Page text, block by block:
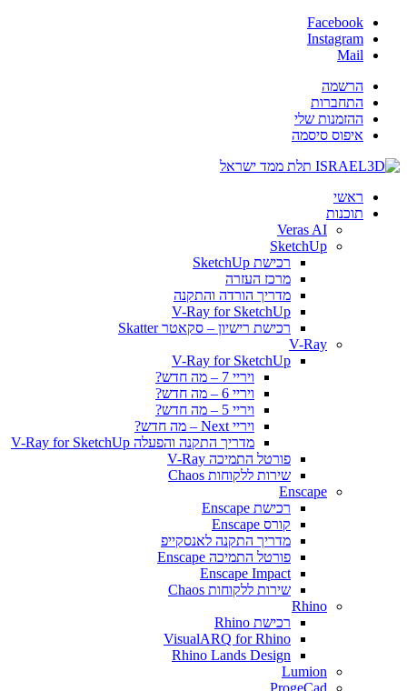
Facebook
Instagram
Mail
הרשמה
התחברות
ההזמנות שלי
איפוס סיסמה
ראשי
תוכנות
Veras AI
SketchUp
רכישת SketchUp
מרכז העזרה
מדריך הורדה והתקנה
V-Ray for SketchUp
רכישת רישיון – סקאטר Skatter
V-Ray
V-Ray for SketchUp
ויריי 7 – מה חדש?
ויריי 6 – מה חדש?
ויריי 5 – מה חדש?
ויריי Next – מה חדש?
מדריך התקנה והפעלה V-Ray for SketchUp
פורטל התמיכה V-Ray
שירות ללקוחות Chaos
Enscape
רכישת Enscape
קורס Enscape
מדריך התקנה לאנסקייפ
פורטל התמיכה Enscape
Enscape Impact
שירות ללקוחות Chaos
Rhino
רכישת Rhino
VisualARQ for Rhino
Rhino Lands Design
Lumion
ProgeCad